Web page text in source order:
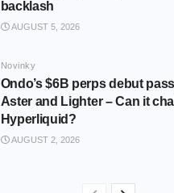
backlash
AUGUST 5, 2026
Novinky
Ondo’s $6B perps debut
Aster and Lighter – Can it
Hyperliquid?
AUGUST 2, 2026